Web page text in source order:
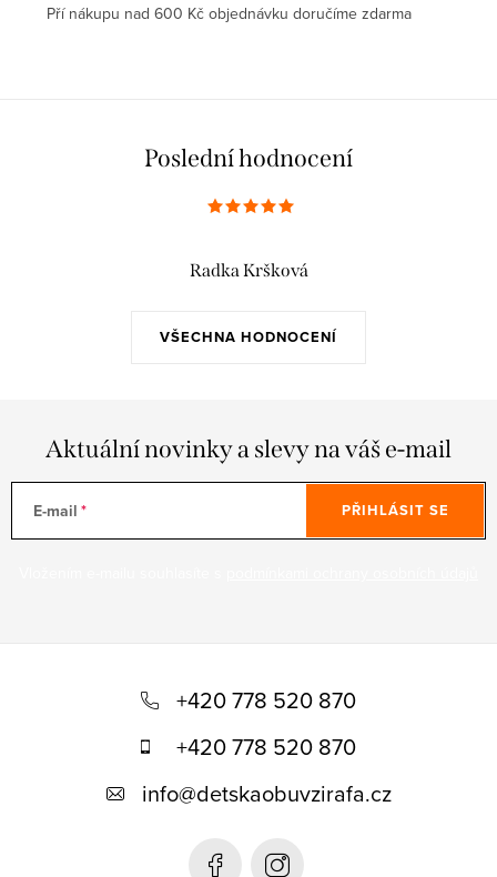
Pří nákupu nad 600 Kč objednávku doručíme zdarma
Poslední hodnocení
VŠECHNA HODNOCENÍ
Radka Kršková
Aktuální novinky a slevy na váš e-mail
E-mail PŘIHLÁSIT SE
+420 778 520 870
+420 778 520 870
info@detskaobuvzirafa.cz